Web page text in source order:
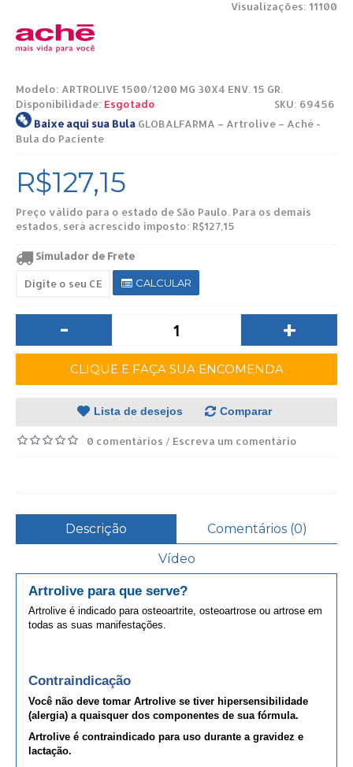
Visualizações: 11100
Modelo: ARTROLIVE 1500/1200 MG 30X4 ENV. 15 GR.
SKU: 69456
Disponibilidade: Esgotado
Baixe aqui sua Bula GLOBALFARMA – Artrolive – Aché -
Bula do Paciente
R$127,15
Preço válido para o estado de São Paulo. Para os demais
estados, será acrescido imposto: R$127,15
Simulador de Frete
CALCULAR
- +
CLIQUE E FAÇA SUA ENCOMENDA
Lista de desejos Comparar
0 comentários / Escreva um comentário
Descrição
Comentários (0)
Vídeo
Artrolive para que serve?
Artrolive é indicado para osteoartrite, osteoartrose ou artrose em
todas as suas manifestações.
Contraindicação
Você não deve tomar Artrolive se tiver hipersensibilidade
(alergia) a quaisquer dos componentes de sua fórmula.
Artrolive é contraindicado para uso durante a gravidez e
lactação.